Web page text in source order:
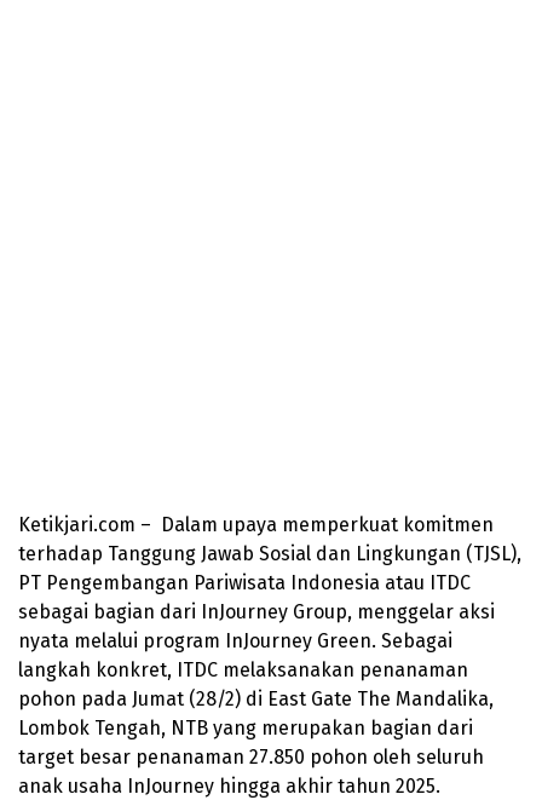
Ketikjari.com – Dalam upaya memperkuat komitmen
terhadap Tanggung Jawab Sosial dan Lingkungan (TJSL),
PT Pengembangan Pariwisata Indonesia atau ITDC
sebagai bagian dari InJourney Group, menggelar aksi
nyata melalui program InJourney Green. Sebagai
langkah konkret, ITDC melaksanakan penanaman
pohon pada Jumat (28/2) di East Gate The Mandalika,
Lombok Tengah, NTB yang merupakan bagian dari
target besar penanaman 27.850 pohon oleh seluruh
anak usaha InJourney hingga akhir tahun 2025.